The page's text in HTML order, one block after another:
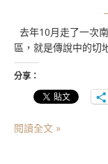
去年10月走了一次
區，就是傳說中的切
分享：
閱讀全文 »